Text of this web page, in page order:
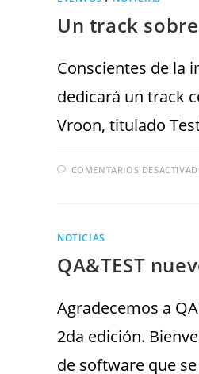
Un track
Conscientes de la
dedicará un track
Vroon, titulado
COMENTARIOS
NOTICIAS
QA&TEST
Agradecemos a
2da edición.
de software que